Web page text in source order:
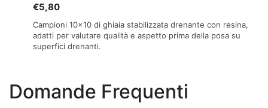
€5,80
Campioni 10×10 di ghiaia stabilizzata drenante con resina,
adatti per valutare qualità e aspetto prima della posa su
superfici drenanti.
Domande Frequenti